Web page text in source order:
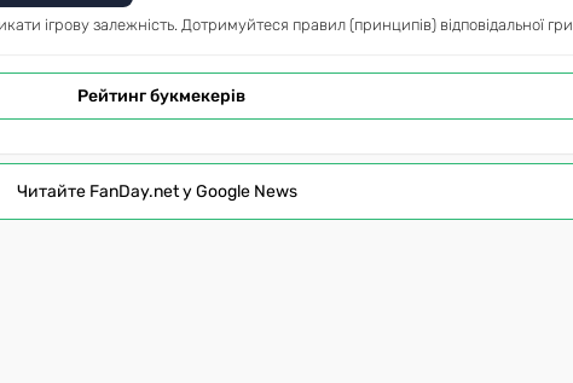
ігрову залежність. Дотримуйтеся правил (принципів) відповідальної гри
Рейтинг букмекерів
Читайте FanDay.net у Google News